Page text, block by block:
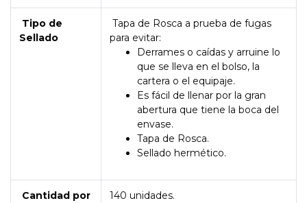
Tipo de
Sellado
Tapa de Rosca a prueba de fugas
para evitar:
Derrames o caídas y arruine lo
que se lleva en el bolso, la
cartera o el equipaje.
Es fácil de llenar por la gran
abertura que tiene la boca del
envase.
Tapa de Rosca.
Sellado hermético.
Cantidad por
140 unidades.